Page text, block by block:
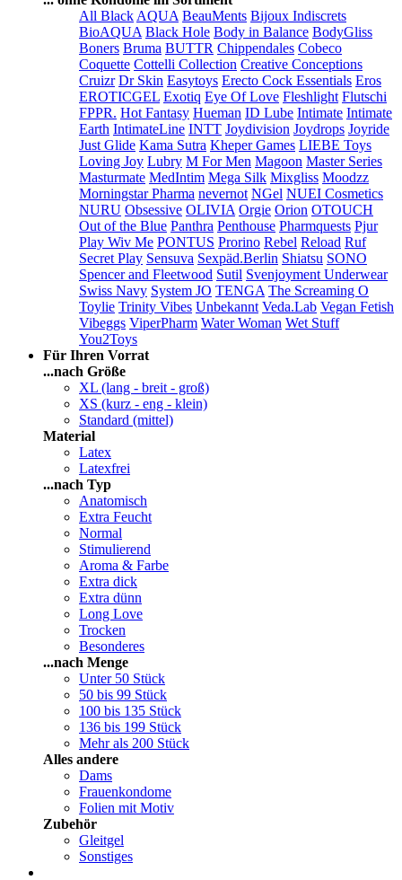
All Black AQUA BeauMents Bijoux Indiscrets
BioAQUA Black Hole Body in Balance BodyGliss
Boners Bruma BUTTR Chippendales Cobeco
Coquette Cottelli Collection Creative Conceptions
Cruizr Dr Skin Easytoys Erecto Cock Essentials Eros
EROTICGEL Exotiq Eye Of Love Fleshlight Flutschi
FPPR. Hot Fantasy Hueman ID Lube Intimate Intimate
Earth IntimateLine INTT Joydivision Joydrops Joyride
Just Glide Kama Sutra Kheper Games LIEBE Toys
Loving Joy Lubry M For Men Magoon Master Series
Masturmate MedIntim Mega Silk Mixgliss Moodzz
Morningstar Pharma nevernot NGel NUEI Cosmetics
NURU Obsessive OLIVIA Orgie Orion OTOUCH
Out of the Blue Panthra Penthouse Pharmquests Pjur
Play Wiv Me PONTUS Prorino Rebel Reload Ruf
Secret Play Sensuva Sexpäd.Berlin Shiatsu SONO
Spencer and Fleetwood Sutil Svenjoyment Underwear
Swiss Navy System JO TENGA The Screaming O
Toylie Trinity Vibes Unbekannt Veda.Lab Vegan Fetish
Vibeggs ViperPharm Water Woman Wet Stuff
You2Toys
Für Ihren Vorrat
...nach Größe
XL (lang - breit - groß)
XS (kurz - eng - klein)
Standard (mittel)
Material
Latex
Latexfrei
...nach Typ
Anatomisch
Extra Feucht
Normal
Stimulierend
Aroma & Farbe
Extra dick
Extra dünn
Long Love
Trocken
Besonderes
...nach Menge
Unter 50 Stück
50 bis 99 Stück
100 bis 135 Stück
136 bis 199 Stück
Mehr als 200 Stück
Alles andere
Dams
Frauenkondome
Folien mit Motiv
Zubehör
Gleitgel
Sonstiges